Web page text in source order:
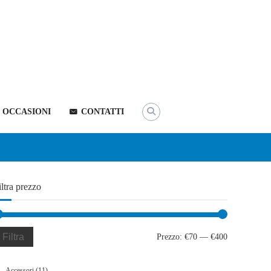
OCCASIONI CONTATTI
prezzo
Prezzo
Prezzo
Filtra Prezzo: €70 — €400